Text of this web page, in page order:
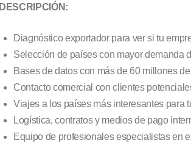
DESCRIPCIÓN:
Diagnóstico exportador para ver si tu
Selección de países con mayor demanda
Bases de datos con más de 60 millones
Contacto comercial con clientes
Viajes a los países más interesantes para
Logística, contratos y medios de pago
Equipo de profesionales especialistas en